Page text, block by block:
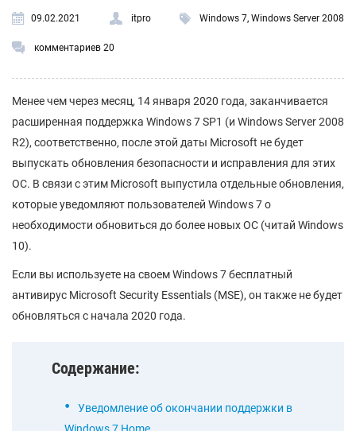
09.02.2021 itpro Windows 7, Windows Server 2008
комментариев 20
Менее чем через месяц, 14 января 2020 года, заканчивается
расширенная поддержка Windows 7 SP1 (и Windows Server 2008
R2), соответственно, после этой даты Microsoft не будет
выпускать обновления безопасности и исправления для этих
ОС. В связи с этим Microsoft выпустила отдельные обновления,
которые уведомляют пользователей Windows 7 о
необходимости обновиться до более новых ОС (читай Windows
10).
Если вы используете на своем Windows 7 бесплатный
антивирус Microsoft Security Essentials (MSE), он также не будет
обновляться с начала 2020 года.
Содержание:
Уведомление об окончании поддержки в